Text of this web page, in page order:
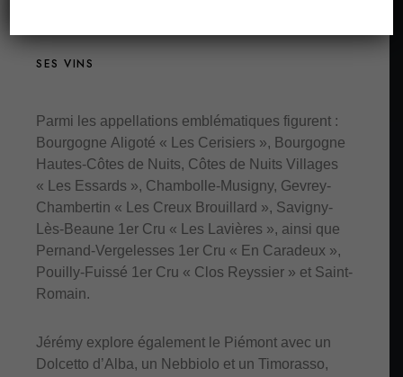
SES VINS
Parmi les appellations emblématiques figurent :
Bourgogne Aligoté « Les Cerisiers », Bourgogne
Hautes-Côtes de Nuits, Côtes de Nuits Villages
« Les Essards », Chambolle-Musigny, Gevrey-
Chambertin « Les Creux Brouillard », Savigny-
Lès-Beaune 1er Cru « Les Lavières », ainsi que
Pernand-Vergelesses 1er Cru « En Caradeux »,
Pouilly-Fuissé 1er Cru « Clos Reyssier » et Saint-
Romain.
Jérémy explore également le Piémont avec un
Dolcetto d’Alba, un Nebbiolo et un Timorasso,